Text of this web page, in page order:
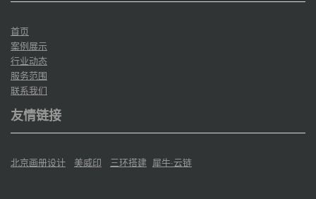
首页
案例展示
行业动态
服务范围
联系我们
友情链接
北京画册设计 美威印 三环搭建 犀牛·云链